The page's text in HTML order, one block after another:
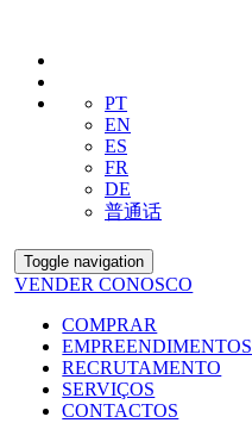
PT
EN
ES
FR
DE
普通话
Toggle navigation
VENDER CONOSCO
COMPRAR
EMPREENDIMENTOS
RECRUTAMENTO
SERVIÇOS
CONTACTOS